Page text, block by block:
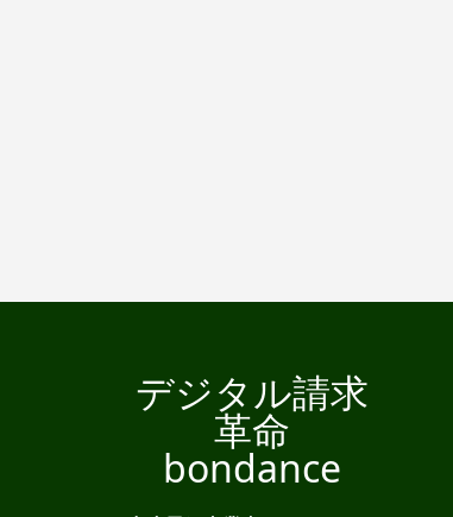
デジタル請求
革命
bondance